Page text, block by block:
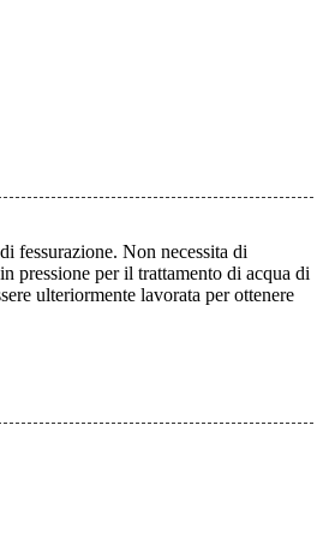
fessurazione. Non necessita di
pressione per il trattamento di acqua di
ulteriormente lavorata per ottenere